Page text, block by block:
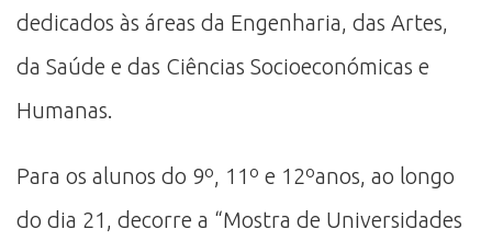
dedicados às áreas da Engenharia, das Artes,
da Saúde e das Ciências Socioeconómicas e
Humanas.
Para os alunos do 9º, 11º e 12ºanos, ao longo
do dia 21, decorre a “Mostra de Universidades